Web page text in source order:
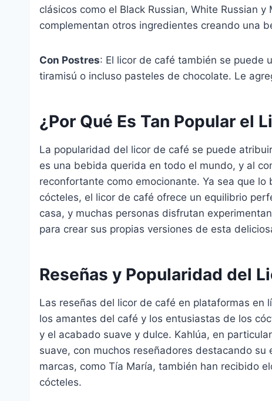
clásicos como el Black Russian, White Russian
complementan otros ingredientes creando una
Con Postres: El licor de café también se puede
tiramisú o incluso pasteles de chocolate. Le
¿Por Qué Es Tan Popular el
La popularidad del licor de café se puede
es una bebida querida en todo el mundo, y al
reconfortante como emocionante. Ya sea que
cócteles, el licor de café ofrece un equilibrio
casa, y muchas personas disfrutan
para crear sus propias versiones de esta
Reseñas y Popularidad del
Las reseñas del licor de café en plataformas en
los amantes del café y los entusiastas de los
y el acabado suave y dulce. Kahlúa, en
suave, con muchos reseñadores destacando
marcas, como Tía María, también han recibido
cócteles.